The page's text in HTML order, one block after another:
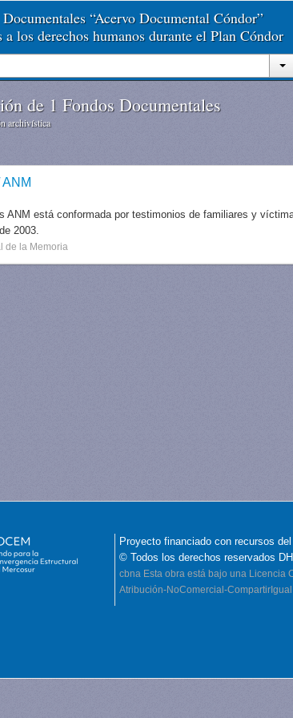
“Acervo Documental Cóndor”
los derechos humanos durante el Plan Cóndor
de 1 Fondos Documentales
archivística
ANM está conformada por testimonios de familiares y
2003.
de la Memoria
Proyecto financiado con recursos
© Todos los derechos reservados
cbna Esta obra está bajo una Licencia
Atribución-NoComercial-